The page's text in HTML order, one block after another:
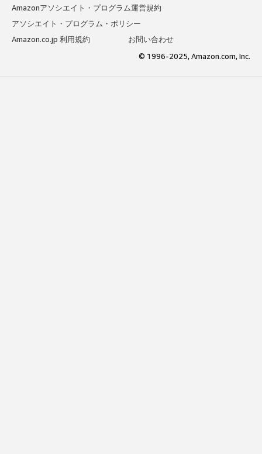
Amazonアソシエイト・プログラム運営規約
アソシエイト・プログラム・ポリシー
Amazon.co.jp 利用規約
お問い合わせ
© 1996-2025, Amazon.com, Inc.